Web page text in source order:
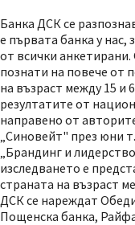
Банка ДСК се
е първата банка у нас,
от всички
познати на повече от
на възраст между 15 и
резултатите от
направено от
„Синовейт" през юни
„Брандинг и
изследването е
страната на възраст
ДСК се нареждат
Пощенска банка,